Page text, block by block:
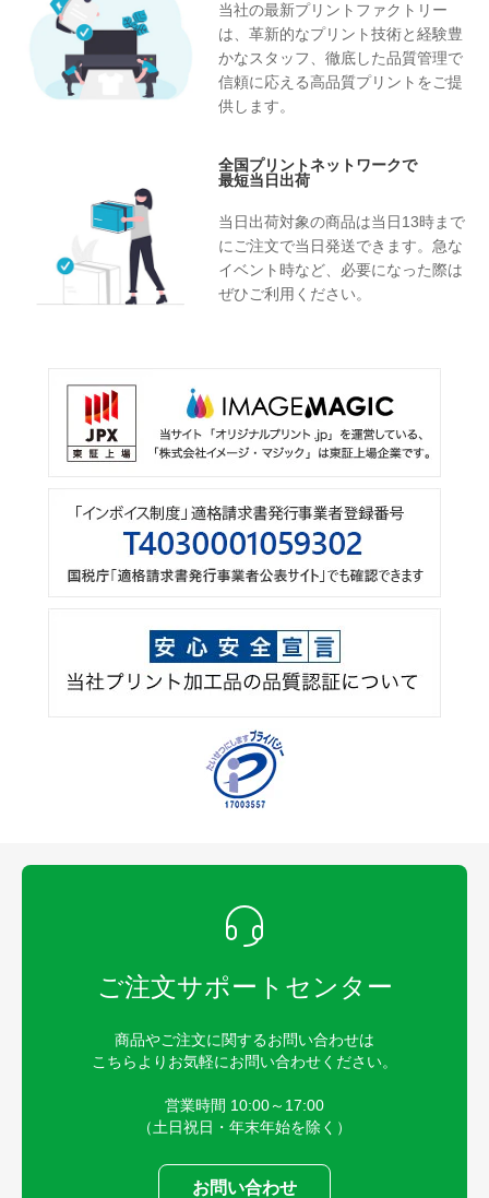
当社の最新プリントファクトリー
は、革新的なプリント技術と経験豊
かなスタッフ、徹底した品質管理で
信頼に応える高品質プリントをご提
供します。
全国プリントネットワークで
最短当日出荷
当日出荷対象の商品は当日13時まで
にご注文で当日発送できます。急な
イベント時など、必要になった際は
ぜひご利用ください。
ご注文サポートセンター
商品やご注文に関するお問い合わせは
こちらよりお気軽にお問い合わせください。
営業時間 10:00～17:00
（土日祝日・年末年始を除く）
お問い合わせ